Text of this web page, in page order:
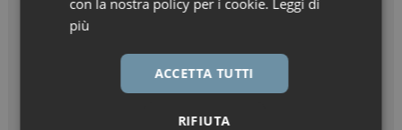
con la nostra policy per i cookie. Leggi di
più
ACCETTA TUTTI
RIFIUTA